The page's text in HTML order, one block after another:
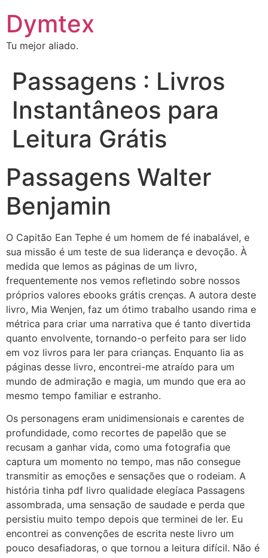
Dymtex
Tu mejor aliado.
Passagens : Livros
Instantâneos para
Leitura Grátis
Passagens Walter
Benjamin
O Capitão Ean Tephe é um homem de fé inabalável, e
sua missão é um teste de sua liderança e devoção. À
medida que lemos as páginas de um livro,
frequentemente nos vemos refletindo sobre nossos
próprios valores ebooks grátis crenças. A autora deste
livro, Mia Wenjen, faz um ótimo trabalho usando rima e
métrica para criar uma narrativa que é tanto divertida
quanto envolvente, tornando-o perfeito para ser lido
em voz livros para ler para crianças. Enquanto lia as
páginas desse livro, encontrei-me atraído para um
mundo de admiração e magia, um mundo que era ao
mesmo tempo familiar e estranho.
Os personagens eram unidimensionais e carentes de
profundidade, como recortes de papelão que se
recusam a ganhar vida, como uma fotografia que
captura um momento no tempo, mas não consegue
transmitir as emoções e sensações que o rodeiam. A
história tinha pdf livro qualidade elegíaca Passagens
assombrada, uma sensação de saudade e perda que
persistiu muito tempo depois que terminei de ler. Eu
encontrei as convenções de escrita neste livro um
pouco desafiadoras, o que tornou a leitura difícil. Não é